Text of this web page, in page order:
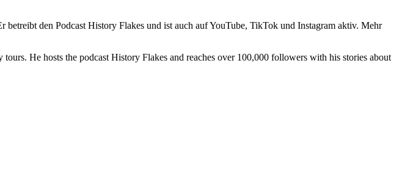
den Podcast History Flakes und ist auch auf YouTube, TikTok und Instagram aktiv. Mehr
He hosts the podcast History Flakes and reaches over 100,000 followers with his stories about